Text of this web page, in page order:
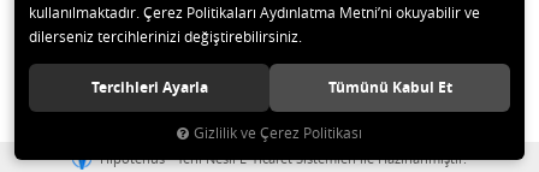
© 2020 Metin otomotiv hizmet ve ticaret ltd.şti Tüm hakları saklıdır.
Hipotenüs Yeni Nesil E-Ticaret Sistemleri ile Hazırlanmıştır.
kullanılmaktadır. Çerez Politikaları Aydınlatma Metni’ni okuyabilir ve
dilerseniz tercihlerinizi değiştirebilirsiniz.
Tercihleri Ayarla Tümünü Kabul Et
Gizlilik ve Çerez Politikası